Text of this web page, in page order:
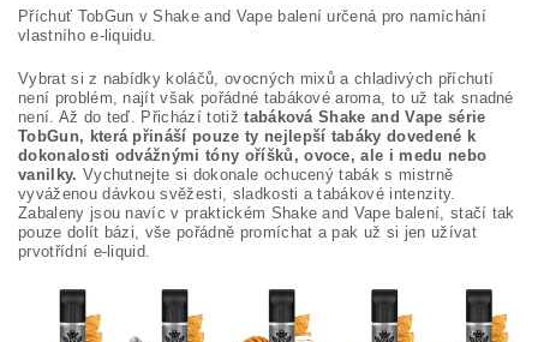
Příchuť TobGun v Shake and Vape balení určená pro namíchání
vlastního e-liquidu.
Vybrat si z nabídky koláčů, ovocných mixů a chladivých příchutí
není problém, najít však pořádné tabákové aroma, to už tak snadné
není. Až do teď. Přichází totižtabáková Shake and Vape série
TobGun, která přináší pouze ty nejlepší tabáky dovedené k
dokonalosti odvážnými tóny oříšků, ovoce, ale i medu nebo
vanilky. Vychutnejte si dokonale ochucený tabák s mistrně
vyváženou dávkou svěžesti, sladkosti a tabákové intenzity.
Zabaleny jsou navíc v praktickém Shake and Vape balení, stačí tak
pouze dolít bázi, vše pořádně promíchat a pak už si jen užívat
prvotřídní e-liquid.